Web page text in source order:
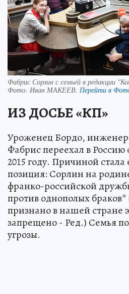
Фабрис Сорлин с семьей в редакции
Фото: Иван МАКЕЕВ. Перейти в
ИЗ ДОСЬЕ «КП»
Уроженец Бордо,
Фабрис переехал в
2015 году. Причиной стала
позиция: Сорлин на
франко-российской
против однополых
признано в нашей стране
запрещено - Ред.) Семья
угрозы.